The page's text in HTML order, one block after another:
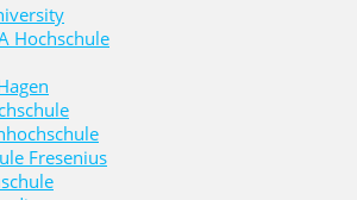
Hochschule
Fresenius